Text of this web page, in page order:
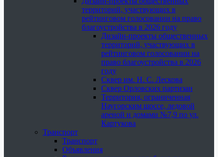
территорий, участвующих в
рейтинговом голосовании на право
благоустройства в 2026 году
Дизайн-проекты общественных
территорий, участвующих в
рейтинговом голосовании на
право благоустройства в 2026
году
Сквер им. Н. С. Лескова
Сквер Орловских партизан
Территория, ограниченная
Наугорским шоссе, ледовой
ареной и домами №7,9 по ул.
Картукова
Транспорт
Транспорт
Объявления